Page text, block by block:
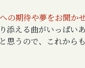
期待や夢をお聞かせ
添える曲がいっぱい
思うので、これから